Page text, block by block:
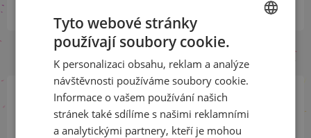
Přihlaste se k našemu newsletteru
a buďte jako první v obraze
ENGLISH
Tyto webové stránky
používají soubory cookie.
K personalizaci obsahu, reklam a analýze
návštěvnosti používáme soubory cookie.
Informace o vašem používání našich
stránek také sdílíme s našimi reklamními
a analytickými partnery, kteří je mohou